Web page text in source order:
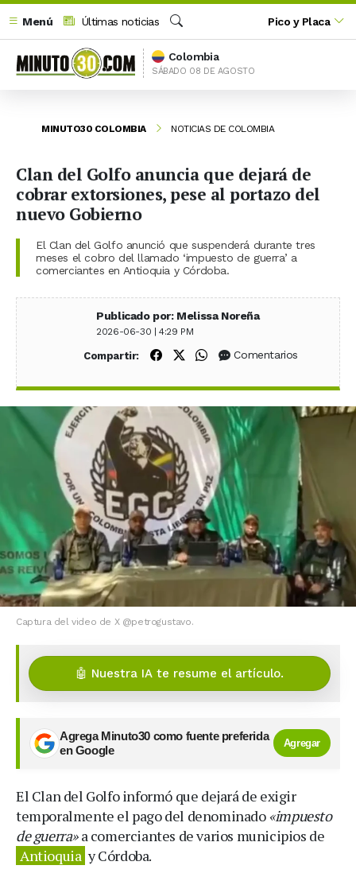
Menú
Últimas noticias
Buscar
Pico y Placa
Colombia
SÁBADO 08 DE AGOSTO
MINUTO30 COLOMBIA NOTICIAS DE COLOMBIA
Clan del Golfo anuncia que dejará de
cobrar extorsiones, pese al portazo del
nuevo Gobierno
El Clan del Golfo anunció que suspenderá durante tres
meses el cobro del llamado ‘impuesto de guerra’ a
comerciantes en Antioquia y Córdoba.
Publicado por: Melissa Noreña
2026-06-30 | 4:29 PM
Compartir: Compartir en Facebook
Compartir en X (Twitter)
Compartir en WhatsApp
Comentarios
Captura del video de X @petrogustavo.
🤖 Nuestra IA te resume el artículo.
Agrega Minuto30 como fuente preferida
en Google
Agregar
El Clan del Golfo informó que dejará de exigir
temporalmente el pago del denominado«impuesto
de guerra»a comerciantes de varios municipios de
Antioquia y Córdoba.